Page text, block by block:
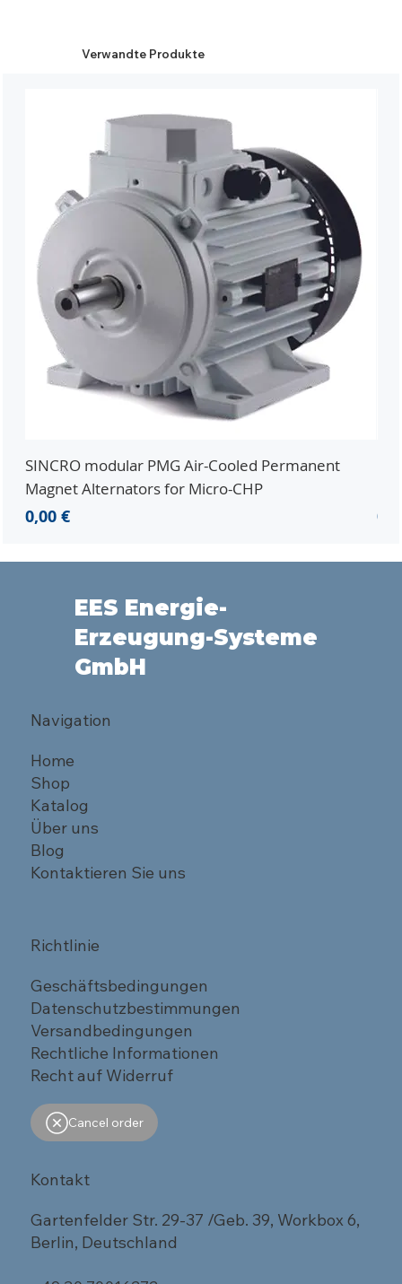
Verwandte Produkte
SINCRO modular PMG Air-Cooled Permanent
Magnet Alternators for Micro-CHP
Preis
0,00 €
EES Energie-
Erzeugung-Systeme
GmbH
Navigation
Home
Shop
Katalog
Über uns
Blog
Kontaktieren Sie uns
Richtlinie
Geschäftsbedingungen
Datenschutzbestimmungen
Versandbedingungen
Rechtliche Informationen
Recht auf Widerruf
Cancel order
Kontakt
Gartenfelder Str. 29-37 /Geb. 39, Workbox 6,
Berlin, Deutschland